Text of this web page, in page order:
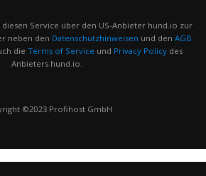
Service über den US-Anbieter hund.io zur
neben den Datenschutzhinweisen und den AGB
die Terms of Service und Privacy Policydes
Anbieters hund.io.
©2023 Profihost GmbH